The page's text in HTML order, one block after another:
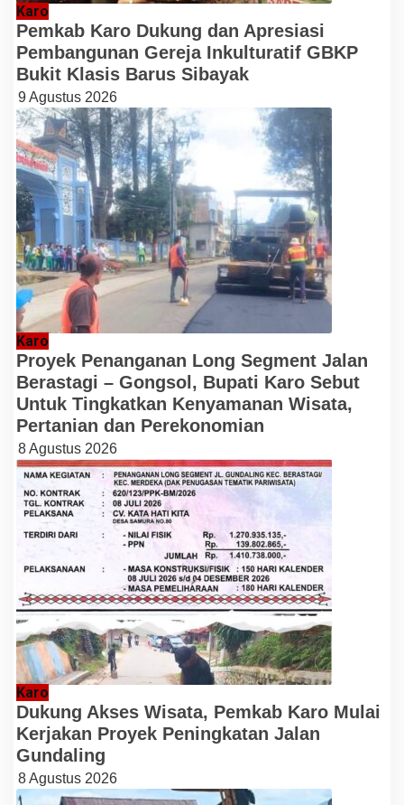
Karo
Pemkab Karo Dukung dan Apresiasi
Pembangunan Gereja Inkulturatif GBKP
Bukit Klasis Barus Sibayak
9 Agustus 2026
Karo
Proyek Penanganan Long Segment Jalan
Berastagi – Gongsol, Bupati Karo Sebut
Untuk Tingkatkan Kenyamanan Wisata,
Pertanian dan Perekonomian
8 Agustus 2026
Karo
Dukung Akses Wisata, Pemkab Karo Mulai
Kerjakan Proyek Peningkatan Jalan
Gundaling
8 Agustus 2026